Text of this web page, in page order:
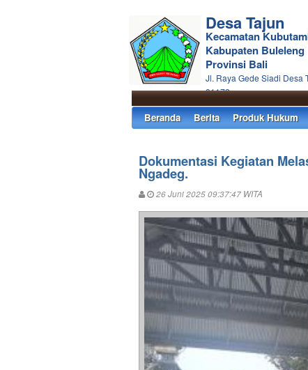
Desa Tajun
Kecamatan
Kabupaten Buleleng
Provinsi Bali
Jl. Raya Gede Siadi Desa
81172
Beranda Berita Produk Hukum
Dokumentasi Kegiatan
Ngadeg.
26 Juni 2025 09:37:47 WITA